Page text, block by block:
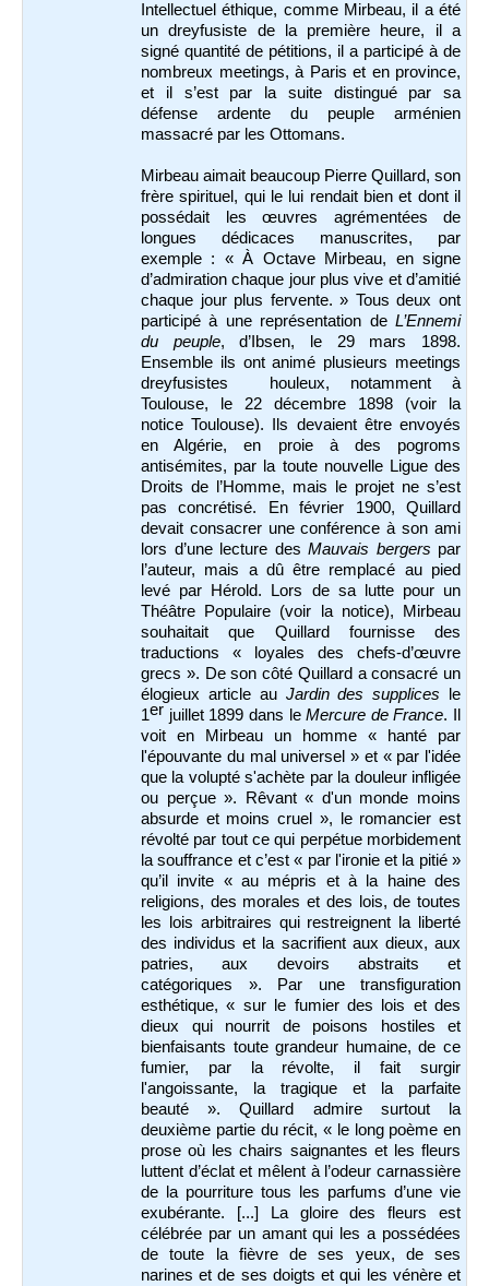
Intellectuel éthique, comme Mirbeau, il a été
un dreyfusiste de la première heure, il a
signé quantité de pétitions, il a participé à de
nombreux meetings, à Paris et en province,
et il s’est par la suite distingué par sa
défense ardente du peuple arménien
massacré par les Ottomans.
Mirbeau aimait beaucoup Pierre Quillard, son
frère spirituel, qui le lui rendait bien et dont il
possédait les œuvres agrémentées de
longues dédicaces manuscrites, par
exemple : « À Octave Mirbeau, en signe
d’admiration chaque jour plus vive et d’amitié
chaque jour plus fervente. » Tous deux ont
participé à une représentation de L’Ennemi
du peuple, d’Ibsen, le 29 mars 1898.
Ensemble ils ont animé plusieurs meetings
dreyfusistes houleux, notamment à
Toulouse, le 22 décembre 1898 (voir la
notice Toulouse). Ils devaient être envoyés
en Algérie, en proie à des pogroms
antisémites, par la toute nouvelle Ligue des
Droits de l’Homme, mais le projet ne s’est
pas concrétisé. En février 1900, Quillard
devait consacrer une conférence à son ami
lors d’une lecture des Mauvais bergers par
l’auteur, mais a dû être remplacé au pied
levé par Hérold. Lors de sa lutte pour un
Théâtre Populaire (voir la notice), Mirbeau
souhaitait que Quillard fournisse des
traductions « loyales des chefs-d’œuvre
grecs ». De son côté Quillard a consacré un
élogieux article au Jardin des supplices le
1er juillet 1899 dans leMercure de France.
voit en Mirbeau un homme « hanté par
l'épouvante du mal universel » et « par l'idée
que la volupté s'achète par la douleur infligée
ou perçue ». Rêvant « d'un monde moins
absurde et moins cruel », le romancier est
révolté par tout ce qui perpétue morbidement
la souffrance et c’est « par l'ironie et la pitié »
qu’il invite « au mépris et à la haine des
religions, des morales et des lois, de toutes
les lois arbitraires qui restreignent la liberté
des individus et la sacrifient aux dieux, aux
patries, aux devoirs abstraits et
catégoriques ». Par une transfiguration
esthétique, « sur le fumier des lois et des
dieux qui nourrit de poisons hostiles et
bienfaisants toute grandeur humaine, de ce
fumier, par la révolte, il fait surgir
l'angoissante, la tragique et la parfaite
beauté ». Quillard admire surtout la
deuxième partie du récit, « le long poème en
prose où les chairs saignantes et les fleurs
luttent d’éclat et mêlent à l’odeur carnassière
de la pourriture tous les parfums d’une vie
exubérante. [...] La gloire des fleurs est
célébrée par un amant qui les a possédées
de toute la fièvre de ses yeux, de ses
narines et de ses doigts et qui les vénère et